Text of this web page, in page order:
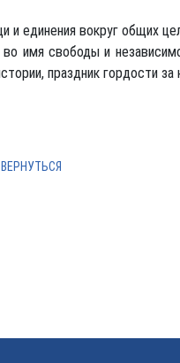
и единения вокруг общих
имя свободы и
праздник гордости